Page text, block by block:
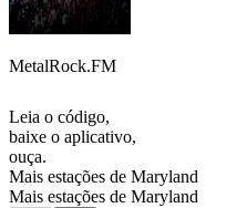
MetalRock.FM
Leia o código,
baixe o aplicativo,
ouça.
Mais estações de Maryland
Mais estações de Maryland